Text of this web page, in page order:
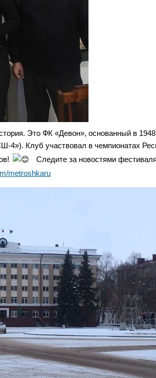
Это ФК «Девон», основанный в
Клуб участвовал в чемпионатах
Следите за новостями
metroshkaru